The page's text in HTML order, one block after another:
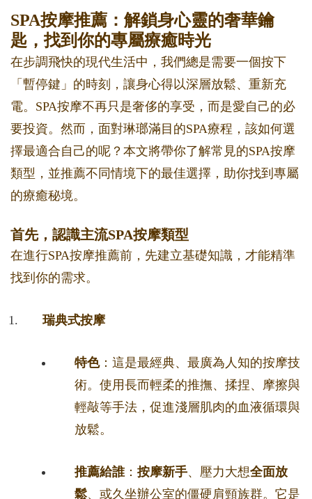
SPA按摩推薦：解鎖身心靈的奢華鑰
匙，找到你的專屬療癒時光
在步調飛快的現代生活中，我們總是需要一個按下
「暫停鍵」的時刻，讓身心得以深層放鬆、重新充
電。SPA按摩不再只是奢侈的享受，而是愛自己的必
要投資。然而，面對琳瑯滿目的SPA療程，該如何選
擇最適合自己的呢？本文將帶你了解常見的SPA按摩
類型，並推薦不同情境下的最佳選擇，助你找到專屬
的療癒秘境。
首先，認識主流SPA按摩類型
在進行SPA按摩推薦前，先建立基礎知識，才能精準
找到你的需求。
瑞典式按摩
特色：這是最經典、最廣為人知的按摩技
術。使用長而輕柔的推撫、揉捏、摩擦與
輕敲等手法，促進淺層肌肉的血液循環與
放鬆。
推薦給誰： 按摩新手、壓力大想全面放
鬆、或久坐辦公室的僵硬肩頸族群。它是